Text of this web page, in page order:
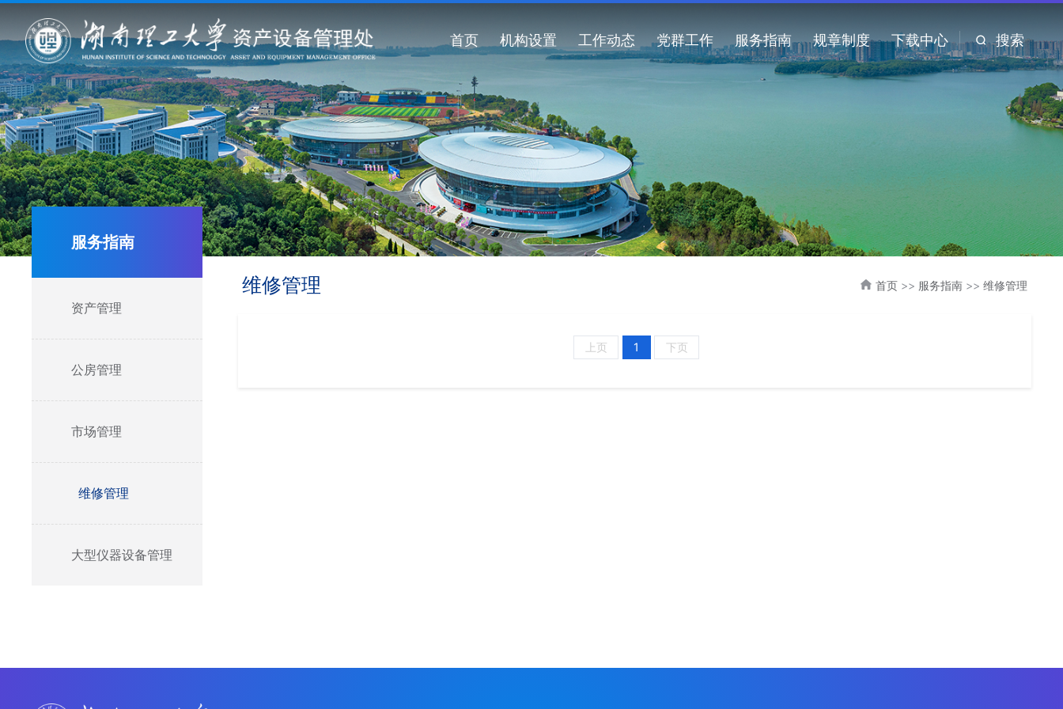
首页 机构设置 工作动态 党群工作 服务指南 规章制度 下载中心 搜索
服务指南
资产管理
公房管理
市场管理
维修管理
大型仪器设备管理
维修管理 首页 >> 服务指南 >>维修管理
上页 1 下页